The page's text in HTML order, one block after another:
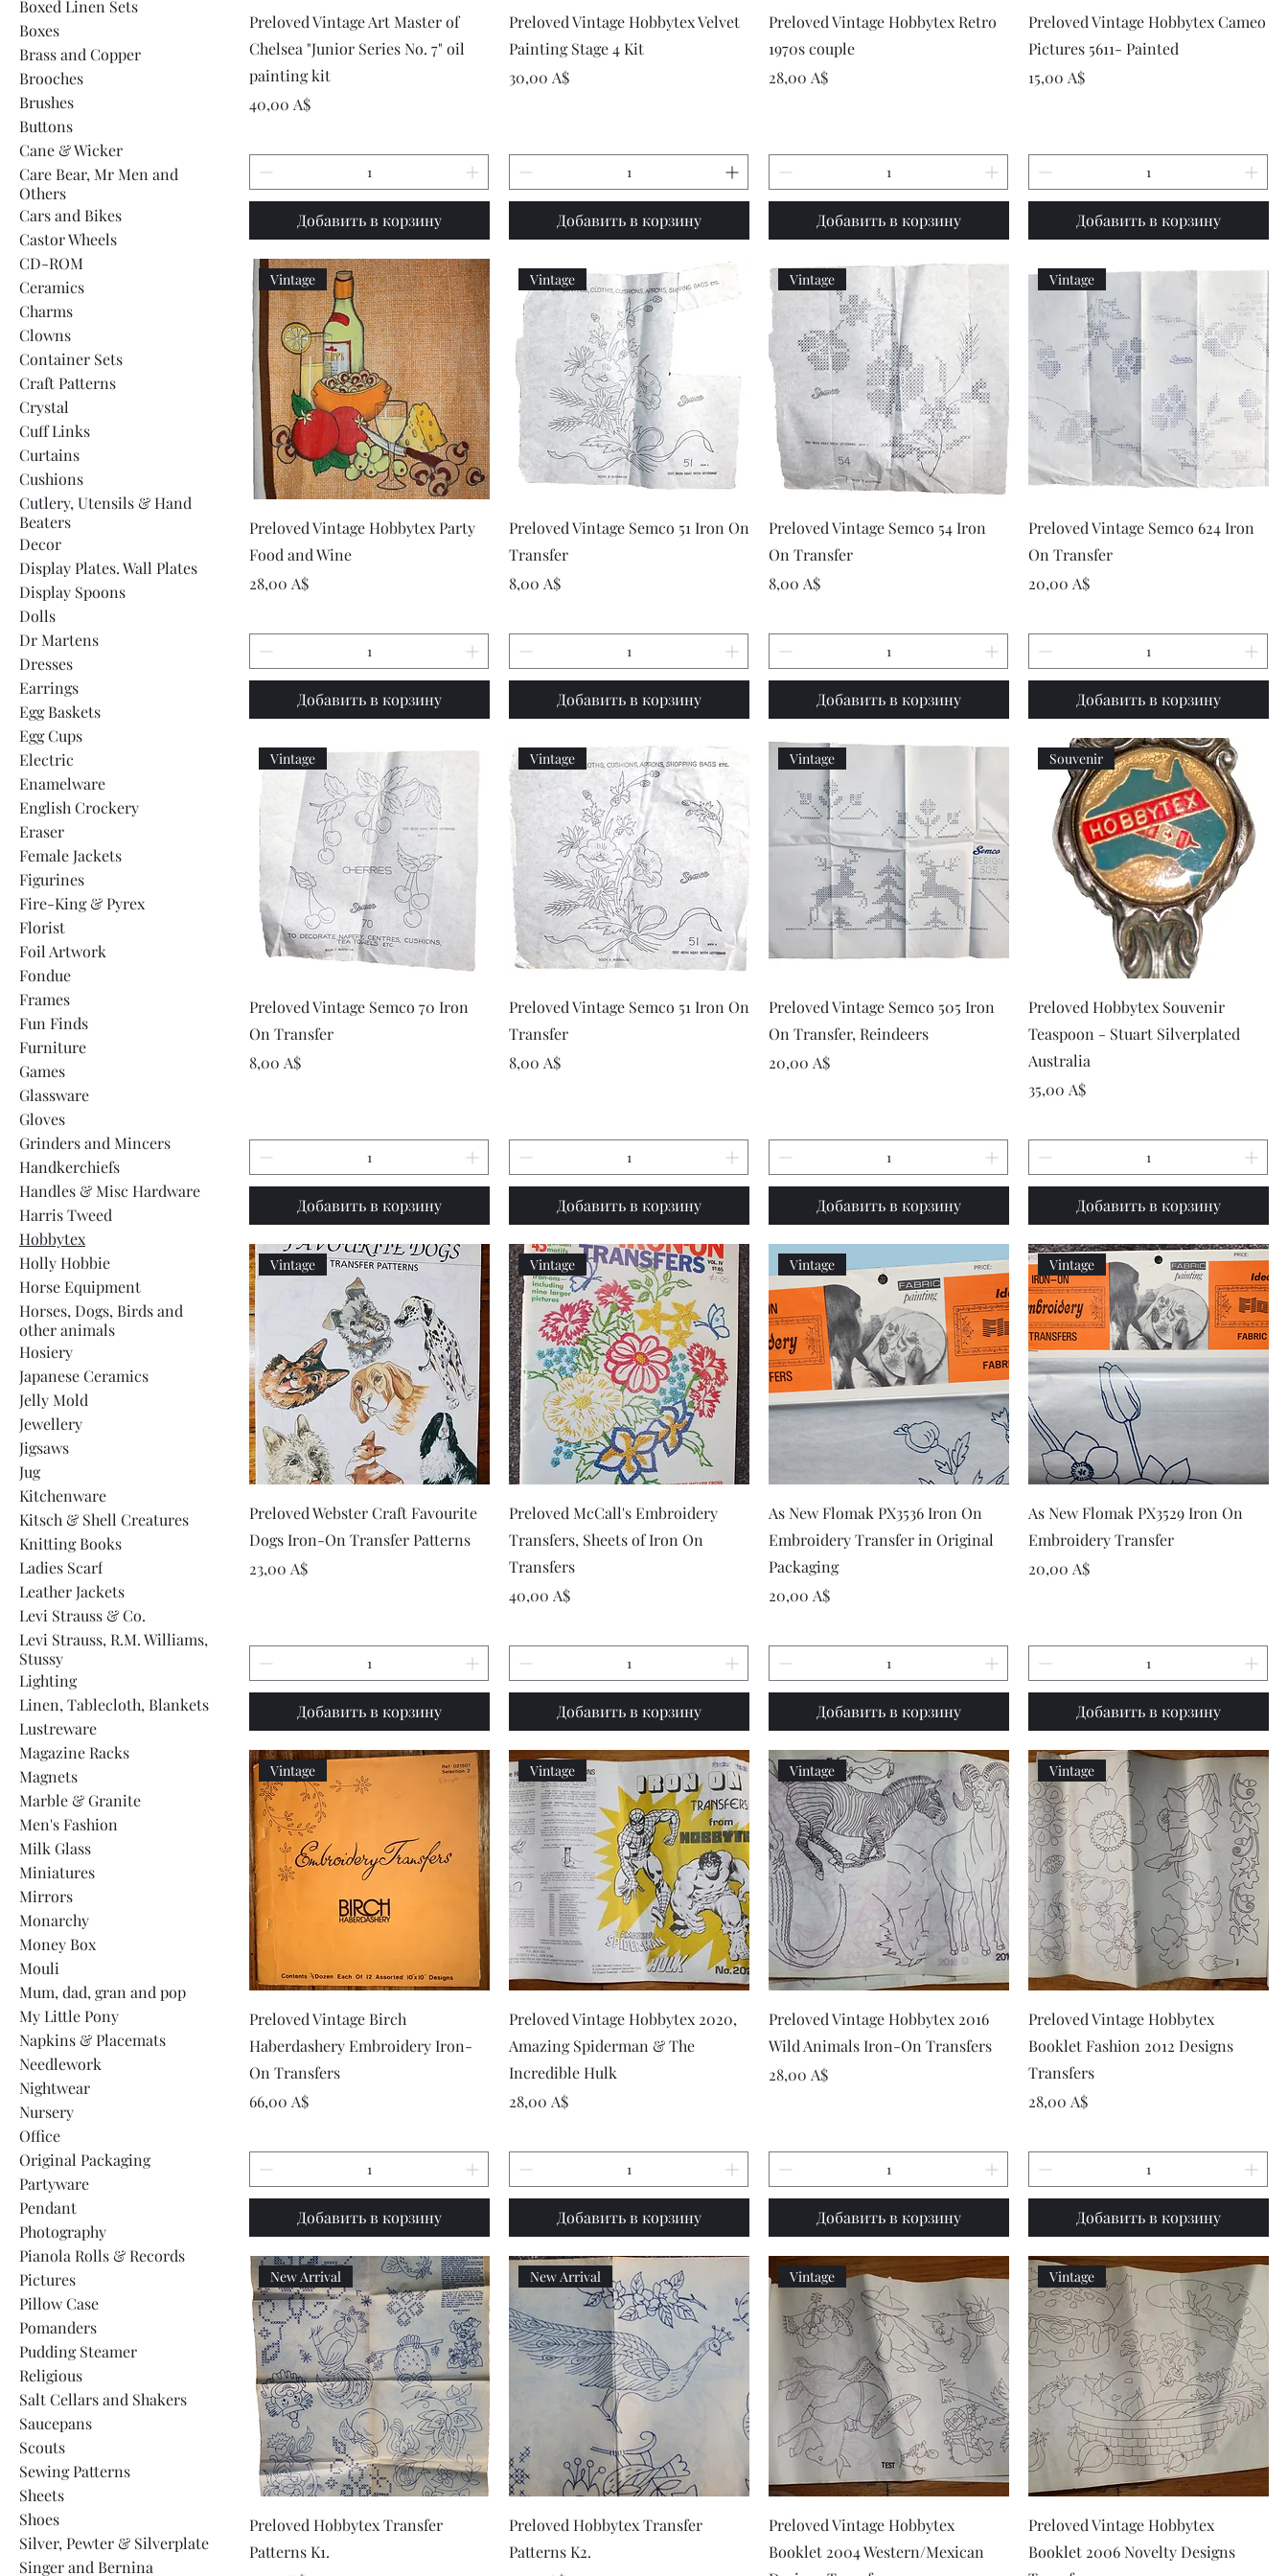
Boxed Linen Sets
Boxes
Brass and Copper
Brooches
Brushes
Buttons
Cane & Wicker
Care Bear, Mr Men and
Others
Cars and Bikes
Castor Wheels
CD-ROM
Ceramics
Charms
Clowns
Container Sets
Craft Patterns
Crystal
Cuff Links
Curtains
Cushions
Cutlery, Utensils & Hand
Beaters
Decor
Display Plates. Wall Plates
Display Spoons
Dolls
Dr Martens
Dresses
Earrings
Egg Baskets
Egg Cups
Electric
Enamelware
English Crockery
Eraser
Female Jackets
Figurines
Fire-King & Pyrex
Florist
Foil Artwork
Fondue
Frames
Fun Finds
Furniture
Games
Glassware
Gloves
Grinders and Mincers
Handkerchiefs
Handles & Misc Hardware
Harris Tweed
Hobbytex
Holly Hobbie
Horse Equipment
Horses, Dogs, Birds and
other animals
Hosiery
Japanese Ceramics
Jelly Mold
Jewellery
Jigsaws
Jug
Kitchenware
Kitsch & Shell Creatures
Knitting Books
Ladies Scarf
Leather Jackets
Levi Strauss & Co.
Levi Strauss, R.M. Williams,
Stussy
Lighting
Linen, Tablecloth, Blankets
Lustreware
Magazine Racks
Magnets
Marble & Granite
Men's Fashion
Milk Glass
Miniatures
Mirrors
Monarchy
Money Box
Mouli
Mum, dad, gran and pop
My Little Pony
Napkins & Placemats
Needlework
Nightwear
Nursery
Office
Original Packaging
Partyware
Pendant
Photography
Pianola Rolls & Records
Pictures
Pillow Case
Pomanders
Pudding Steamer
Religious
Salt Cellars and Shakers
Saucepans
Scouts
Sewing Patterns
Sheets
Shoes
Silver, Pewter & Silverplate
Singer and Bernina
Быстрый просмотр
Preloved Vintage Art Master of
Chelsea "Junior Series No. 7" oil
painting kit
Цена
40,00 A$
Добавить в корзину
Быстрый просмотр
Preloved Vintage Hobbytex Velvet
Painting Stage 4 Kit
Цена
30,00 A$
Добавить в корзину
Быстрый просмотр
Preloved Vintage Hobbytex Retro
1970s couple
Цена
28,00 A$
Добавить в корзину
Быстрый просмотр
Preloved Vintage Hobbytex Cameo
Pictures 5611- Painted
Цена
15,00 A$
Добавить в корзину
Быстрый просмотр
Vintage
Preloved Vintage Hobbytex Party
Food and Wine
Цена
28,00 A$
Добавить в корзину
Быстрый просмотр
Vintage
Preloved Vintage Semco 51 Iron On
Transfer
Цена
8,00 A$
Добавить в корзину
Быстрый просмотр
Vintage
Preloved Vintage Semco 54 Iron
On Transfer
Цена
8,00 A$
Добавить в корзину
Быстрый просмотр
Vintage
Preloved Vintage Semco 624 Iron
On Transfer
Цена
20,00 A$
Добавить в корзину
Быстрый просмотр
Vintage
Preloved Vintage Semco 70 Iron
On Transfer
Цена
8,00 A$
Добавить в корзину
Быстрый просмотр
Vintage
Preloved Vintage Semco 51 Iron On
Transfer
Цена
8,00 A$
Добавить в корзину
Быстрый просмотр
Vintage
Preloved Vintage Semco 505 Iron
On Transfer, Reindeers
Цена
20,00 A$
Добавить в корзину
Быстрый просмотр
Souvenir
Preloved Hobbytex Souvenir
Teaspoon - Stuart Silverplated
Australia
Цена
35,00 A$
Добавить в корзину
Быстрый просмотр
Vintage
Preloved Webster Craft Favourite
Dogs Iron-On Transfer Patterns
Цена
23,00 A$
Добавить в корзину
Быстрый просмотр
Vintage
Preloved McCall's Embroidery
Transfers, Sheets of Iron On
Transfers
Цена
40,00 A$
Добавить в корзину
Быстрый просмотр
Vintage
As New Flomak PX3536 Iron On
Embroidery Transfer in Original
Packaging
Цена
20,00 A$
Добавить в корзину
Быстрый просмотр
Vintage
As New Flomak PX3529 Iron On
Embroidery Transfer
Цена
20,00 A$
Добавить в корзину
Быстрый просмотр
Vintage
Preloved Vintage Birch
Haberdashery Embroidery Iron-
On Transfers
Цена
66,00 A$
Добавить в корзину
Быстрый просмотр
Vintage
Preloved Vintage Hobbytex 2020,
Amazing Spiderman & The
Incredible Hulk
Цена
28,00 A$
Добавить в корзину
Быстрый просмотр
Vintage
Preloved Vintage Hobbytex 2016
Wild Animals Iron-On Transfers
Цена
28,00 A$
Добавить в корзину
Быстрый просмотр
Vintage
Preloved Vintage Hobbytex
Booklet Fashion 2012 Designs
Transfers
Цена
28,00 A$
Добавить в корзину
Быстрый просмотр
New Arrival
Preloved Hobbytex Transfer
Patterns K1.
Быстрый просмотр
New Arrival
Preloved Hobbytex Transfer
Patterns K2.
Быстрый просмотр
Vintage
Preloved Vintage Hobbytex
Booklet 2004 Western/Mexican
Быстрый просмотр
Vintage
Preloved Vintage Hobbytex
Booklet 2006 Novelty Designs